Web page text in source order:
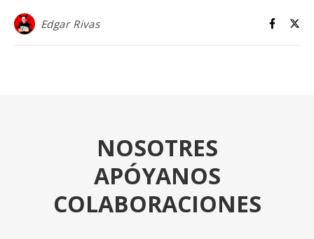
Edgar Rivas
NOSOTRES
APÓYANOS
COLABORACIONES